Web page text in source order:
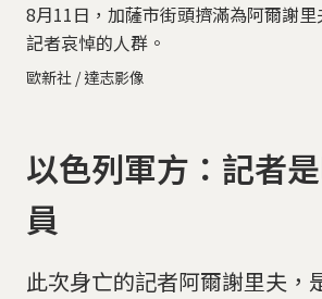
8月11日，加薩市街頭擠滿為阿爾謝
記者哀悼的人群。
歐新社 / 達志影像
以色列軍方：記者
員
此次身亡的記者阿爾謝里夫，